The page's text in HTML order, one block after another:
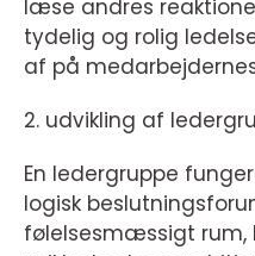
læse andres
tydelig og rolig
af på
2. udvikling af
En ledergruppe
logisk
følelsesmæssigt rum,